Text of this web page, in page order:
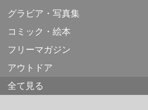
グラビア・写真集
コミック・絵本
フリーマガジン
アウトドア
全て見る